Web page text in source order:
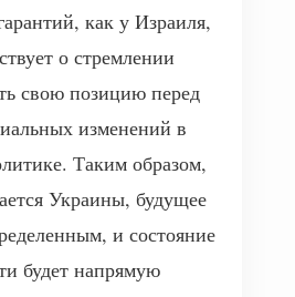
как у Израиля,
о стремлении
свою позицию перед
изменений в
Таким образом,
Украины, будущее
и состояние
будет напрямую